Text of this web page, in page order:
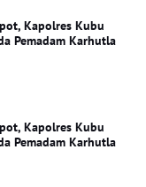
Kapolres Kubu
Pemadam Karhutla
Kapolres Kubu
Pemadam Karhutla